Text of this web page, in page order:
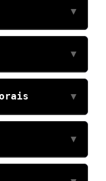
▼
▼
▼
▼